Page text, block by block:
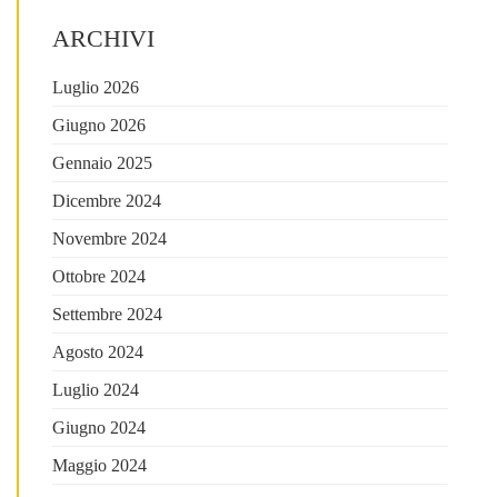
ARCHIVI
Luglio 2026
Giugno 2026
Gennaio 2025
Dicembre 2024
Novembre 2024
Ottobre 2024
Settembre 2024
Agosto 2024
Luglio 2024
Giugno 2024
Maggio 2024